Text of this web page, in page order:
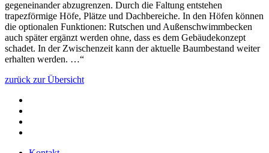
gegeneinander abzugrenzen. Durch die Faltung entstehen
trapezförmige Höfe, Plätze und Dachbereiche. In den Höfen können
die optionalen Funktionen: Rutschen und Außenschwimmbecken
auch später ergänzt werden ohne, dass es dem Gebäudekonzept
schadet. In der Zwischenzeit kann der aktuelle Baumbestand weiter
erhalten werden. …“
zurück zur Übersicht